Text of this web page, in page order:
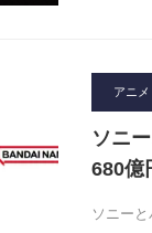
アニメ
ソニ
680億
ソニー